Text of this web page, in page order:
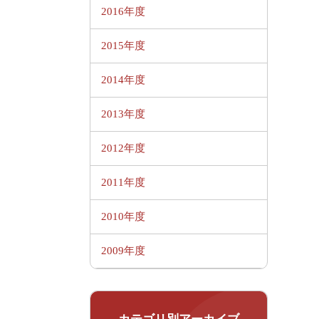
2016年度
2015年度
2014年度
2013年度
2012年度
2011年度
2010年度
2009年度